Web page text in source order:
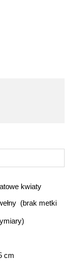
kwiaty
(brak metki
się do 45 cm